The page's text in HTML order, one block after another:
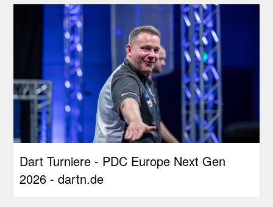
Dart Turniere - PDC Europe Next Gen
2026 - dartn.de